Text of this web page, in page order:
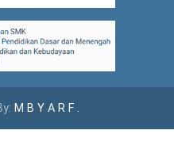
M B Y A R F .